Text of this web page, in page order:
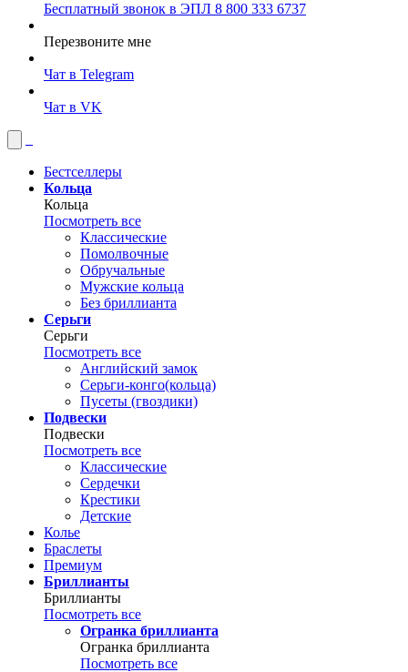
Бесплатный звонок в ЭПЛ 8 800 333 6737
Перезвоните мне
Чат в Telegram
Чат в VK
Бестселлеры
Кольца
Кольца
Посмотреть все
Классические
Помолвочные
Обручальные
Мужские кольца
Без бриллианта
Серьги
Серьги
Посмотреть все
Английский замок
Серьги-конго(кольца)
Пусеты (гвоздики)
Подвески
Подвески
Посмотреть все
Классические
Сердечки
Крестики
Детские
Колье
Браслеты
Премиум
Бриллианты
Бриллианты
Посмотреть все
Огранка бриллианта
Огранка бриллианта
Посмотреть все